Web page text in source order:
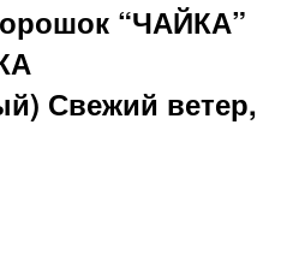
“ЧАЙКА”
Свежий ветер,